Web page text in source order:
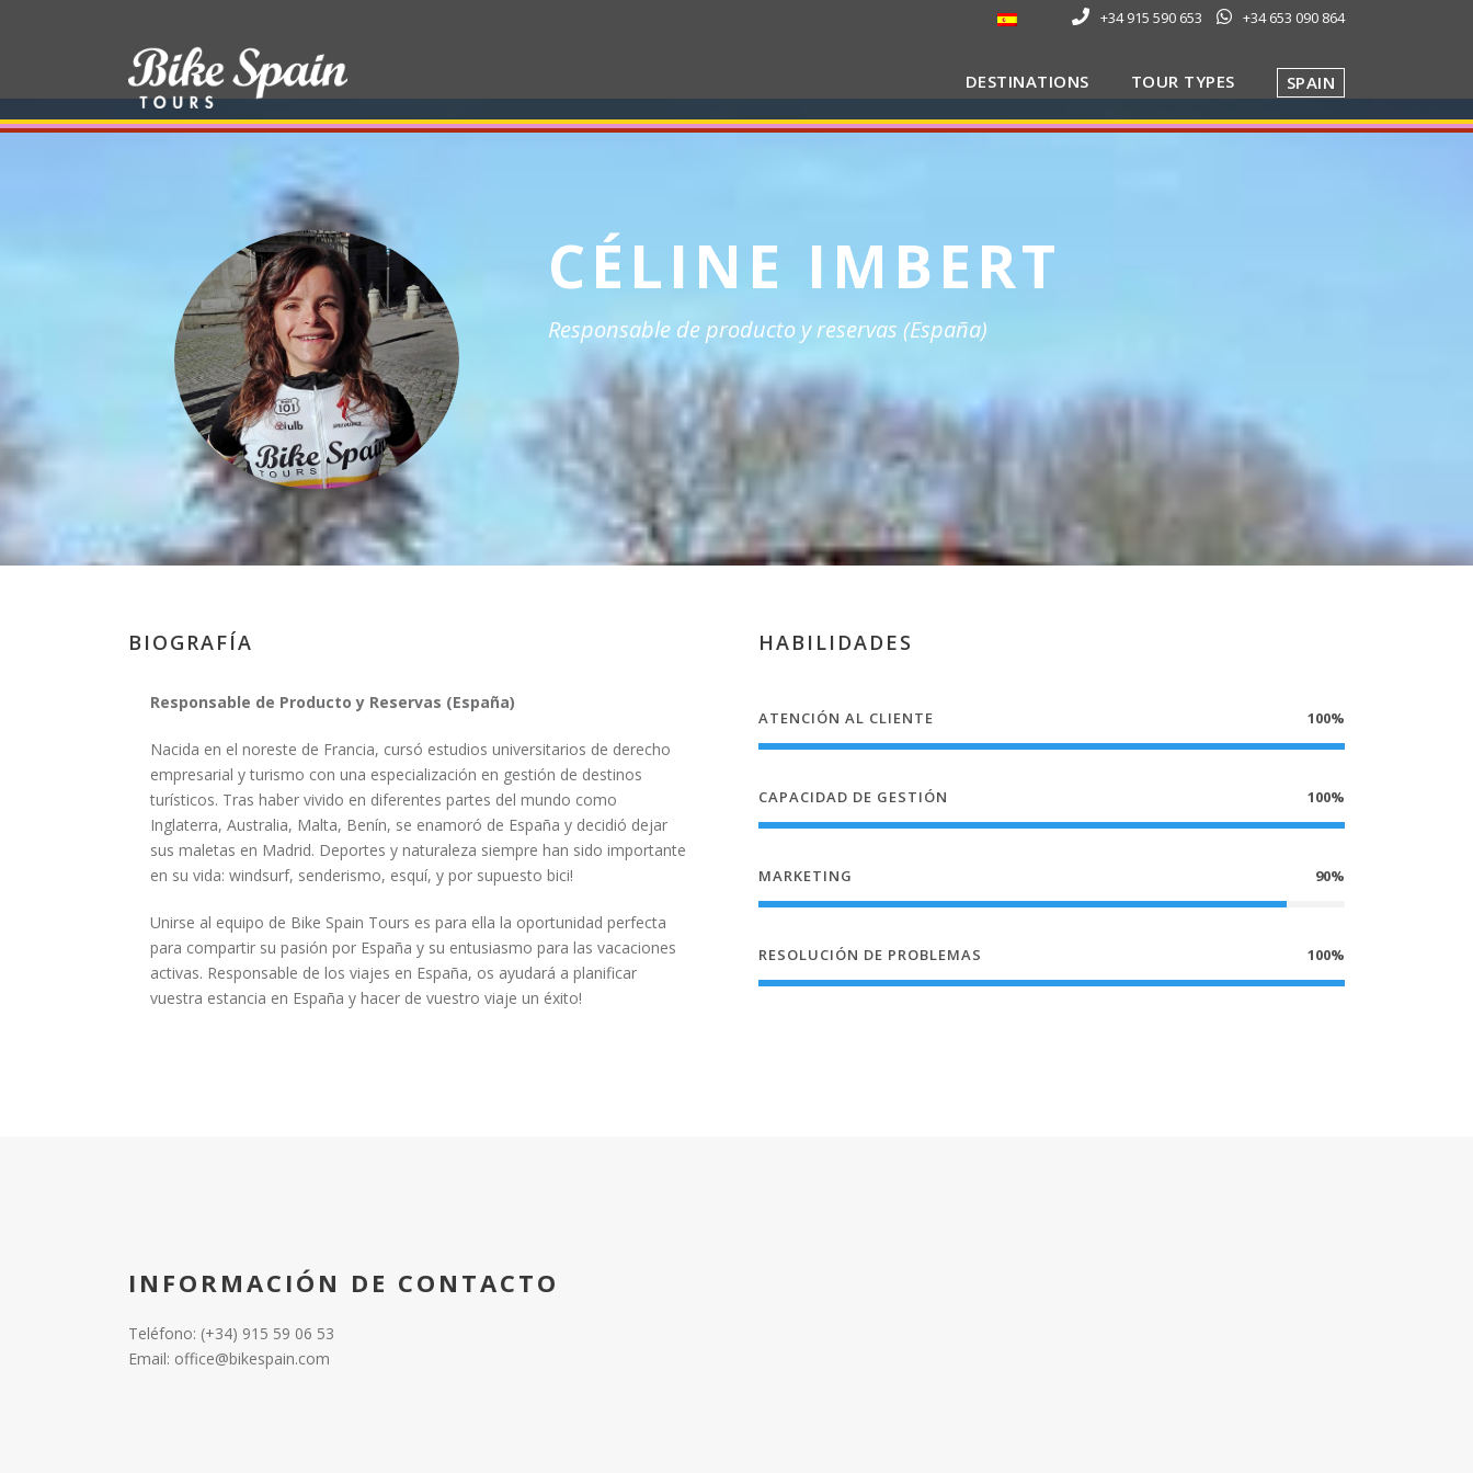
+34 915 590 653 +34 653 090 864
DESTINATIONS TOUR TYPES SPAIN
CÉLINE IMBERT
Responsable de producto y reservas (España)
BIOGRAFÍA
Responsable de Producto y Reservas (España)
Nacida en el noreste de Francia, cursó estudios universitarios de derecho
empresarial y turismo con una especialización en gestión de destinos
turísticos. Tras haber vivido en diferentes partes del mundo como
Inglaterra, Australia, Malta, Benín, se enamoró de España y decidió dejar
sus maletas en Madrid. Deportes y naturaleza siempre han sido importante
en su vida: windsurf, senderismo, esquí, y por supuesto bici!
Unirse al equipo de Bike Spain Tours es para ella la oportunidad perfecta
para compartir su pasión por España y su entusiasmo para las vacaciones
activas. Responsable de los viajes en España, os ayudará a planificar
vuestra estancia en España y hacer de vuestro viaje un éxito!
HABILIDADES
ATENCIÓN AL CLIENTE 100%
CAPACIDAD DE GESTIÓN 100%
MARKETING 90%
RESOLUCIÓN DE PROBLEMAS 100%
INFORMACIÓN DE CONTACTO
Teléfono: (+34) 915 59 06 53
Email: office@bikespain.com